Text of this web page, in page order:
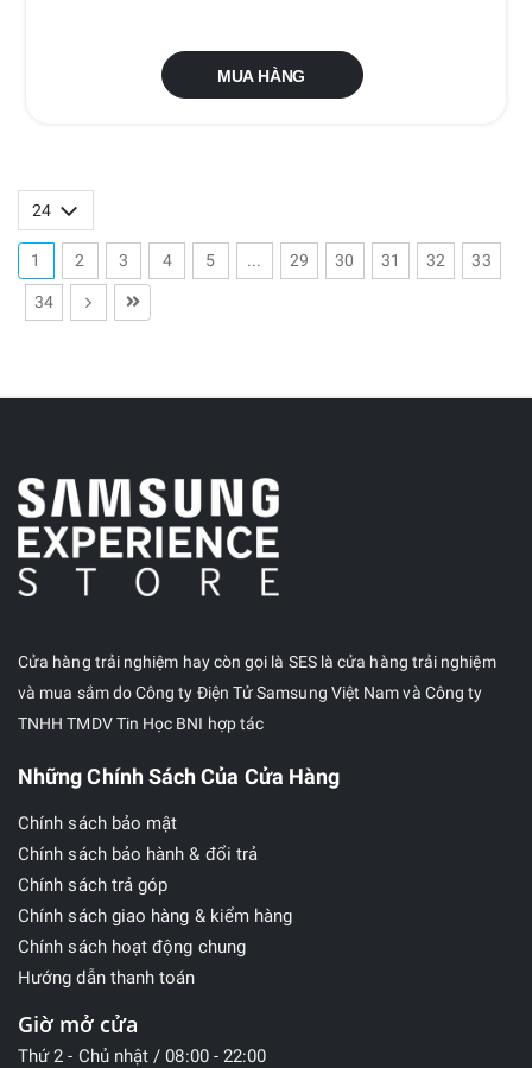
MUA HÀNG
1 2 3 4 5 ... 29 30 31 32 33
34
Cửa hàng trải nghiệm hay còn gọi là SES là cửa hàng trải nghiệm
và mua sắm do Công ty Điện Tử Samsung Việt Nam và Công ty
TNHH TMDV Tin Học BNI hợp tác
Những Chính Sách Của Cửa Hàng
Chính sách bảo mật
Chính sách bảo hành & đổi trả
Chính sách trả góp
Chính sách giao hàng & kiểm hàng
Chính sách hoạt động chung
Hướng dẫn thanh toán
Giờ mở cửa
Thứ 2 - Chủ nhật / 08:00 - 22:00